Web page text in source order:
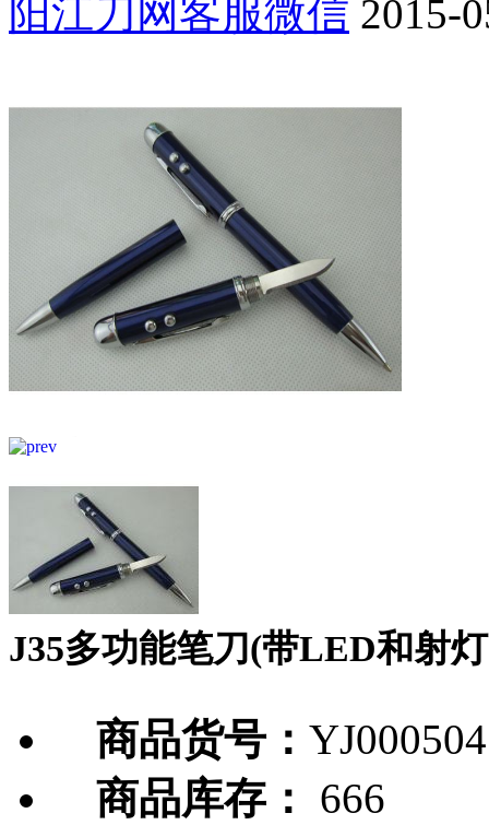
阳江刀网客服微信 2015-
J35多功能笔刀(带LED和射
商品货号： YJ000504
商品库存：
666